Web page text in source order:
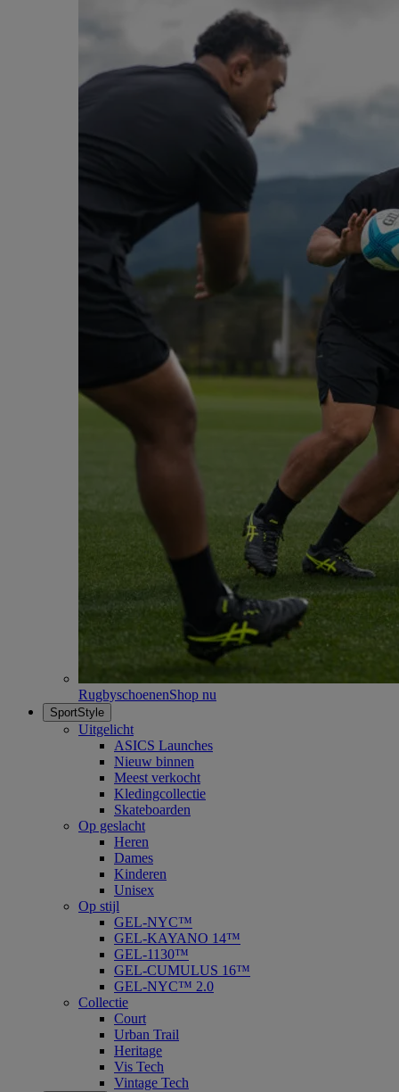
RugbyschoenenShop nu
SportStyle
Uitgelicht
ASICS Launches
Nieuw binnen
Meest verkocht
Kledingcollectie
Skateboarden
Op geslacht
Heren
Dames
Kinderen
Unisex
Op stijl
GEL-NYC™
GEL-KAYANO 14™
GEL-1130™
GEL-CUMULUS 16™
GEL-NYC™ 2.0
Collectie
Court
Urban Trail
Heritage
Vis Tech
Vintage Tech